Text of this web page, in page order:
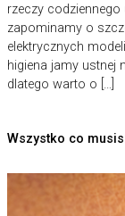
rzeczy
zapominamy o
elektrycznych
higiena jamy ustnej
dlatego warto o […]
Wszystko co